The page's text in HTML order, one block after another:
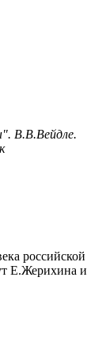
В.В.Вейдле.
российской
Е.Жерихина и